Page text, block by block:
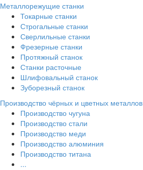
Металлорежущие станки
Токарные станки
Строгальные станки
Сверлильные станки
Фрезерные станки
Протяжный станок
Станки расточные
Шлифовальный станок
Зуборезный станок
Производство чёрных и цветных металлов
Производство чугуна
Производство стали
Производство меди
Производство алюминия
Производство титана
...